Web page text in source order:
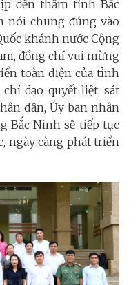
đến thăm tỉnh Bắc
nói chung đúng vào
khánh nước Cộng
đồng chí vui mừng
toàn diện của tỉnh
đạo quyết liệt, sát
dân, Ủy ban nhân
Bắc Ninh sẽ tiếp tục
ngày càng phát triển